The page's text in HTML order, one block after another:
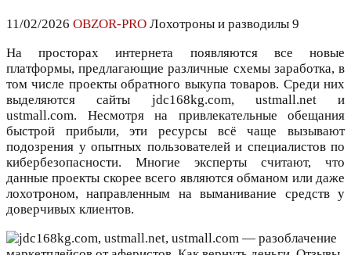
11/02/2026 OBZOR-PRO Лохотроны и разводилы 9
На просторах интернета появляются все новые
платформы, предлагающие различные схемы заработка, в
том числе проекты обратного выкупа товаров. Среди них
выделяются сайты jdc168kg.com, ustmall.net и
ustmall.com. Несмотря на привлекательные обещания
быстрой прибыли, эти ресурсы всё чаще вызывают
подозрения у опытных пользователей и специалистов по
кибербезопасности. Многие эксперты считают, что
данные проекты скорее всего являются обманом или даже
лохотроном, направленным на выманивание средств у
доверчивых клиентов.